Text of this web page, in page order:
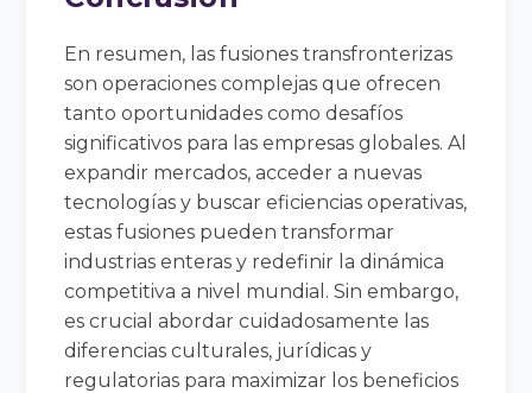
En resumen, las fusiones transfronterizas
son operaciones complejas que ofrecen
tanto oportunidades como desafíos
significativos para las empresas globales. Al
expandir mercados, acceder a nuevas
tecnologías y buscar eficiencias operativas,
estas fusiones pueden transformar
industrias enteras y redefinir la dinámica
competitiva a nivel mundial. Sin embargo,
es crucial abordar cuidadosamente las
diferencias culturales, jurídicas y
regulatorias para maximizar los beneficios